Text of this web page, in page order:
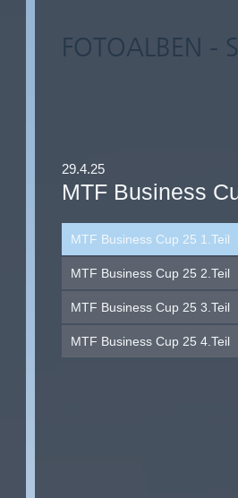
FOTOALBEN -
29.4.25
MTF Business
MTF Business Cup 25 1.Teil
MTF Business Cup 25 2.Teil
MTF Business Cup 25 3.Teil
MTF Business Cup 25 4.Teil